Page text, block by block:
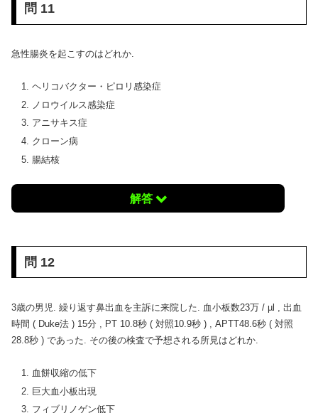
問 11
急性腸炎を起こすのはどれか.
ヘリコバクター・ピロリ感染症
ノロウイルス感染症
アニサキス症
クローン病
腸結核
解答
問 12
3歳の男児. 繰り返す鼻出血を主訴に来院した. 血小板数23万 / µl , 出血
時間 ( Duke法 ) 15分 , PT 10.8秒 ( 対照10.9秒 ) , APTT48.6秒 ( 対照
28.8秒 ) であった. その後の検査で予想される所見はどれか.
血餅収縮の低下
巨大血小板出現
フィブリノゲン低下